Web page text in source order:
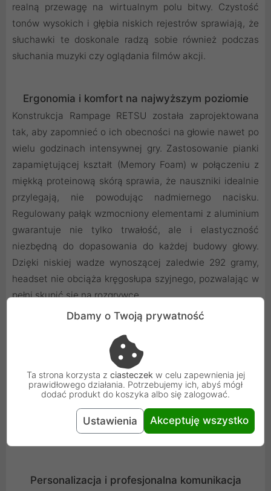
realną przewagę na wirtualnym polu bitwy. Czystość
tonów wysokich i głębia niskich rejestrów sprawiają, że
słuchawki te doskonale radzą sobie również podczas
słuchania muzyki czy oglądania filmów akcji.
Ergonomia i komfort na najwyższym poziomie
Konstrukcja Rampage RETSU została zaprojektowana
tak, aby zapomnieć o ich obecności na głowie nawet po
wielu godzinach intensywnej gry. Zastosowanie pianki
zapamiętującej kształt (Memory Foam) w połączeniu z
miękką proteinową skórą sprawia, że nauszniki idealnie
przylegają, nie powodując nadmiernego nacisku.
Regulowany pałąk wzmocniony elementami z aluminium
gwarantuje nie tylko trwałość, ale i elastyczność
niezbędną do dopasowania do każdej budowy głowy.
Dzięki niskiej wadze wynoszącej zaledwie 292 gramy,
headset nie obciąża kręgosłupa szyjnego, pozwalając w
pełni skupić się na rozgrywce.
Personalizacja i profesjonalna komunikacja
Dbamy o Twoją prywatność
Ta strona korzysta z ciasteczek w celu zapewnienia jej
prawidłowego działania. Potrzebujemy ich, abyś mógł
dodać produkt do koszyka albo się zalogować.
Ustawienia Akceptuję wszystko